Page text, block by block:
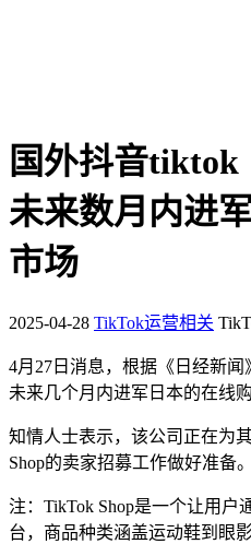
国外抖音tiktok
未来数月内进
市场
2025-04-28 TikTok运营相关
4月 27 日消息，根据《日经新闻
未来几个月内进军日本的在线购
知情人士表示，该公司正在为
Shop的卖家招募工作做好准备。
注： TikTok Shop是一个让用户
台，商品种类涵盖运动鞋到眼